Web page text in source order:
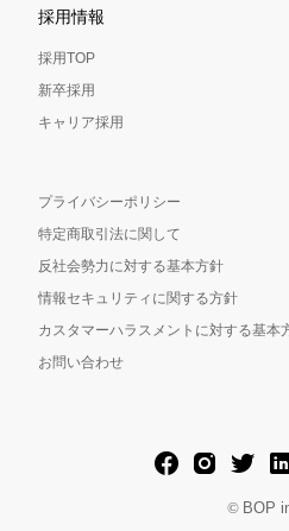
採用情報
採用TOP
新卒採用
キャリア採用
プライバシーポリシー
特定商取引法に関して
反社会勢力に対する基本方針
情報セキュリティに関する方針
カスタマーハラスメントに対する基本
お問い合わせ
© BOP